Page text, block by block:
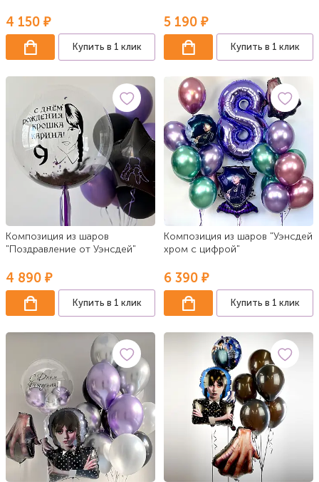
4 150 ₽
Купить в 1 клик
5 190 ₽
Купить в 1 клик
Композиция из шаров
"Поздравление от Уэнсдей"
4 890 ₽
Купить в 1 клик
Композиция из шаров "Уэнсдей
хром с цифрой"
6 390 ₽
Купить в 1 клик